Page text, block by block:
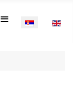
≡